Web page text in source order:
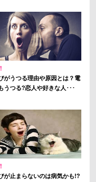
がうつる理由や原因とは？電
うつる?恋人や好きな人･･･
が止まらないのは病気かも!?